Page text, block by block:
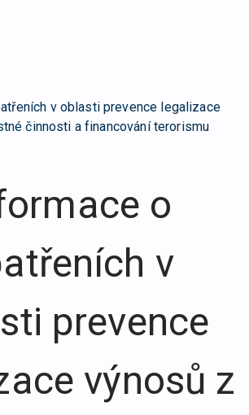
v oblasti prevence legalizace
činnosti a financování terorismu
o
v
prevence
výnosů z